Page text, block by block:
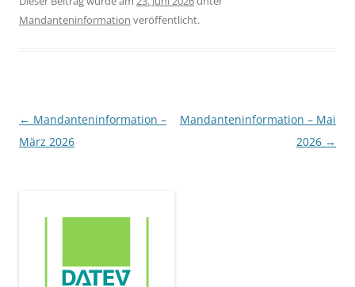
Mandanteninformation veröffentlicht.
Beitragsnavigation
← Mandanteninformation –
März 2026
Mandanteninformation – Mai
2026 →